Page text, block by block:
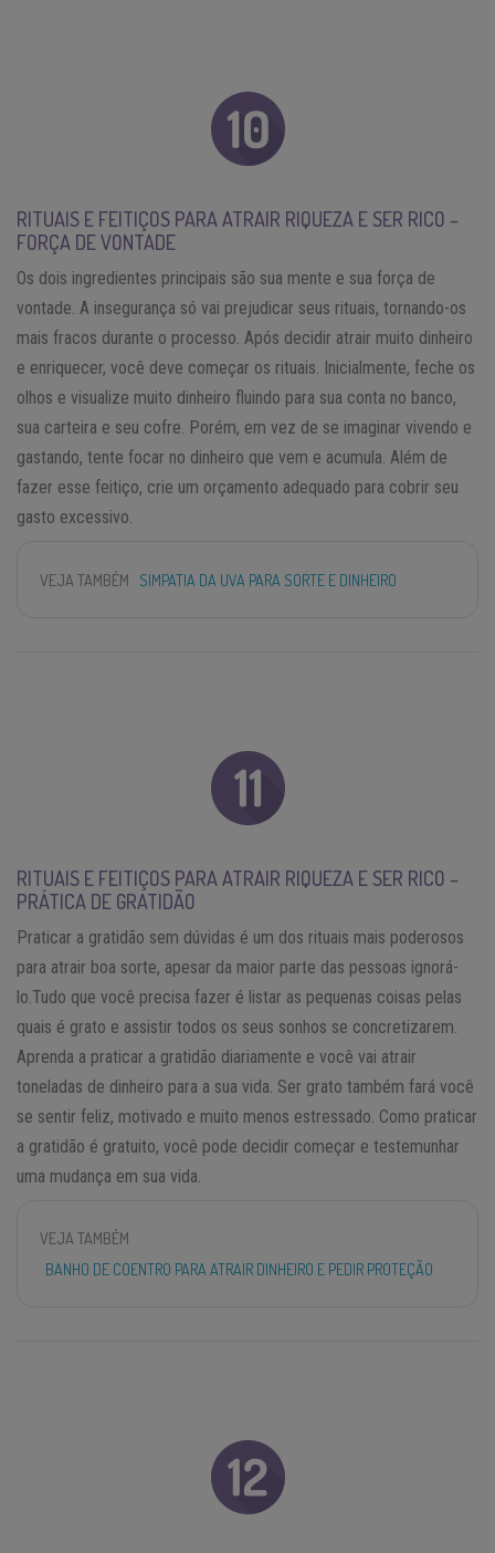
RITUAIS E FEITIÇOS PARA ATRAIR RIQUEZA E SER RICO –
FORÇA DE VONTADE
Os dois ingredientes principais são sua mente e sua força de
vontade. A insegurança só vai prejudicar seus rituais, tornando-os
mais fracos durante o processo. Após decidir atrair muito dinheiro
e enriquecer, você deve começar os rituais. Inicialmente, feche os
olhos e visualize muito dinheiro fluindo para sua conta no banco,
sua carteira e seu cofre. Porém, em vez de se imaginar vivendo e
gastando, tente focar no dinheiro que vem e acumula. Além de
fazer esse feitiço, crie um orçamento adequado para cobrir seu
gasto excessivo.
VEJA TAMBÉM SIMPATIA DA UVA PARA SORTE E DINHEIRO
RITUAIS E FEITIÇOS PARA ATRAIR RIQUEZA E SER RICO –
PRÁTICA DE GRATIDÃO
Praticar a gratidão sem dúvidas é um dos rituais mais poderosos
para atrair boa sorte, apesar da maior parte das pessoas ignorá-
lo.Tudo que você precisa fazer é listar as pequenas coisas pelas
quais é grato e assistir todos os seus sonhos se concretizarem.
Aprenda a praticar a gratidão diariamente e você vai atrair
toneladas de dinheiro para a sua vida. Ser grato também fará você
se sentir feliz, motivado e muito menos estressado. Como praticar
a gratidão é gratuito, você pode decidir começar e testemunhar
uma mudança em sua vida.
VEJA TAMBÉM
BANHO DE COENTRO PARA ATRAIR DINHEIRO E PEDIR PROTEÇÃO